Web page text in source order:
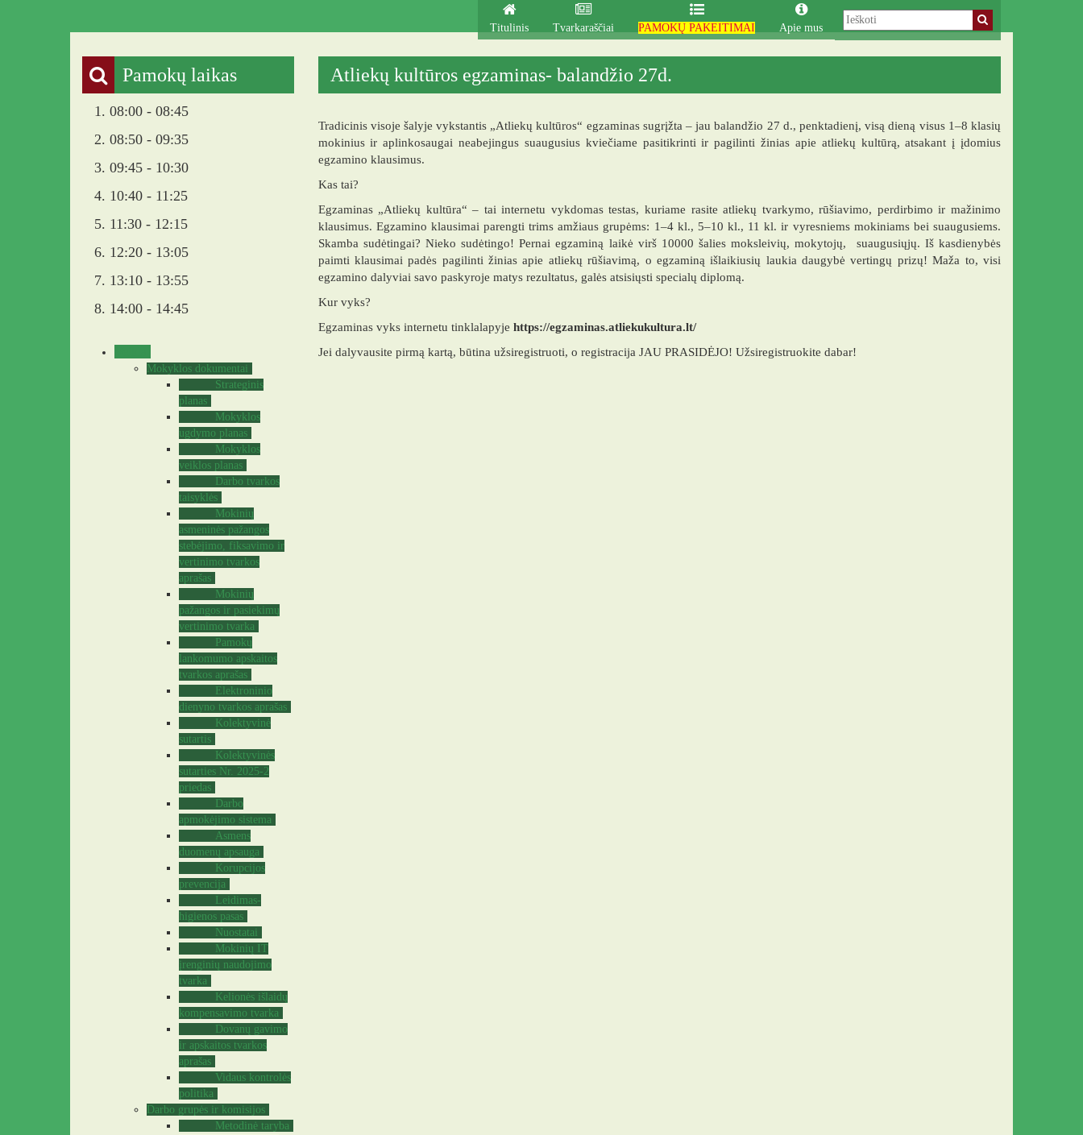
Titulinis Tvarkaraščiai PAMOKŲ PAKEITIMAI Apie mus
Pamokų laikas
1. 08:00 - 08:45
2. 08:50 - 09:35
3. 09:45 - 10:30
4. 10:40 - 11:25
5. 11:30 - 12:15
6. 12:20 - 13:05
7. 13:10 - 13:55
8. 14:00 - 14:45
Mokyklos dokumentai
Strateginis
planas
Mokyklos
ugdymo planas
Mokyklos
veiklos planas
Darbo tvarkos
taisyklės
Mokinių
asmeninės pažangos
stebėjimo, fiksavimo ir
vertinimo tvarkos
aprašas
Mokinių
pažangos ir pasiekimų
vertinimo tvarka
Pamokų
lankomumo apskaitos
tvarkos aprašas
Elektroninio
dienyno tvarkos aprašas
Kolektyvinė
sutartis
Kolektyvinės
sutarties Nr. 2025-2
priedas
Darbo
apmokėjimo sistema
Asmens
duomenų apsauga
Korupcijos
prevencija
Leidimas-
higienos pasas
Nuostatai
Mokinių IT
įrenginių naudojimo
tvarka
Kelionės išlaidų
kompensavimo tvarka
Dovanų gavimo
ir apskaitos tvarkos
aprašas
Vidaus kontrolės
politika
Darbo grupės ir komisijos
Metodinė taryba
Atliekų kultūros egzaminas- balandžio 27d.
Tradicinis visoje šalyje vykstantis „Atliekų kultūros“ egzaminas sugrįžta – jau balandžio 27 d., penktadienį, visą dieną visus 1–8 klasių
mokinius ir aplinkosaugai neabejingus suaugusius kviečiame pasitikrinti ir pagilinti žinias apie atliekų kultūrą, atsakant į įdomius
egzamino klausimus.
Kas tai?
Egzaminas „Atliekų kultūra“ – tai internetu vykdomas testas, kuriame rasite atliekų tvarkymo, rūšiavimo, perdirbimo ir mažinimo
klausimus. Egzamino klausimai parengti trims amžiaus grupėms: 1–4 kl., 5–10 kl., 11 kl. ir vyresniems mokiniams bei suaugusiems.
Skamba sudėtingai? Nieko sudėtingo! Pernai egzaminą laikė virš 10000 šalies moksleivių, mokytojų,
suaugusiųjų. Iš kasdienybės
paimti klausimai padės pagilinti žinias apie atliekų rūšiavimą, o egzaminą išlaikiusių laukia daugybė vertingų prizų! Maža to, visi
egzamino dalyviai savo paskyroje matys rezultatus, galės atsisiųsti specialų diplomą.
Kur vyks?
Egzaminas vyks internetu tinklalapyje https://egzaminas.atliekukultura.lt/
Jei dalyvausite pirmą kartą, būtina užsiregistruoti, o registracija JAU PRASIDĖJO! Užsiregistruokite dabar!